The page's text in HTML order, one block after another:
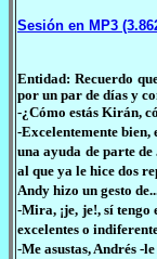
Sesión en MP3
Entidad: Recuerdo
por un par de días y
-¿Cómo estás Kirán,
-Excelentemente bien,
una ayuda de parte
al que ya le hice dos
Andy hizo un gesto
-Mira, ¡je, je!, sí tengo
excelentes o
-Me asustas, Andrés -